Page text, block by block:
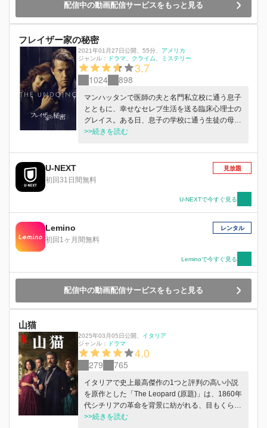
配信中の動画配信サービスをもっと見る
フレイザー家の秘密
2021年01月27日公開、 55分、 アメリカ
ジャンル：
ドラマ クライム ミステリー
3.7
1024 898
マンハッタンで医師の夫と名門私立校に通う息子
とともに、幸せなセレブ生活を送る臨床心理士の
グレイス。ある日、息子の学校に通う生徒の母親
が殺害される痛ましい事件が起き、時を同じくし
らなかった事実が次々と明らかになり、事件はニ
ューヨーク中が注目する裁判へと発展。完璧だっ
た彼女の人生が音を立てて崩壊していく…。
>>続きを読む
U-NEXT
初回31日間無料
見放題
U-NEXTで今すぐ見る
Lemino
初回1ヶ月間無料
レンタル
Leminoで今すぐ見る
配信中の動画配信サービスをもっと見る
山猫
2025年03月05日公開、 イタリア
ジャンル：
ドラマ
4.0
279 765
イタリアで史上最高傑作の1つと評判の高い小説
を原作とした「The Leopard (原題)」は、1860年
代シチリアの革命を背景に紡がれる、目もくらむ
ほど審美的な叙事詩です。 物語の中心となるの
>>続きを読む